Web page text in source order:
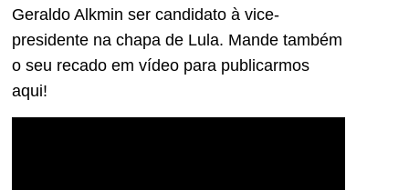
Geraldo Alkmin ser candidato à vice-
presidente na chapa de Lula. Mande também
o seu recado em vídeo para publicarmos
aqui!